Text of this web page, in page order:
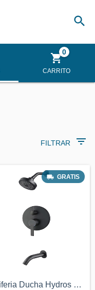
CARRITO
0
FILTRAR
GRATIS
Griferia Ducha Hydros Calyx Negro Mate C...